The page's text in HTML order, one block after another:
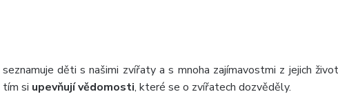
seznamuje děti s našimi zvířaty a s mnoha zajímavostmi z jejich
tím si upevňují vědomosti, které se o zvířatech dozvěděly.